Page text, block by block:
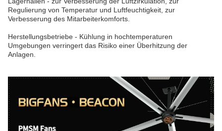
Regulierung von Temperatur und Luftfeuchtigkeit, zur
Verbesserung des Mitarbeiterkomforts.
Herstellungsbetriebe - Kühlung in hochtemperaturen
Umgebungen verringert das Risiko einer Überhitzung der
Anlagen.